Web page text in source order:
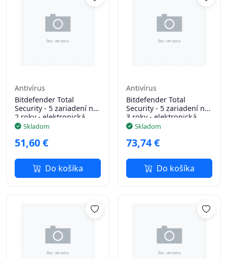
Antivírus
Bitdefender Total
Security - 5 zariadení na
2 roky - elektronická
licencia na e-mail
Skladom
51,60 €
Do košíka
Antivírus
Bitdefender Total
Security - 5 zariadení na
3 roky - elektronická
licencia na e-mail
Skladom
73,74 €
Do košíka